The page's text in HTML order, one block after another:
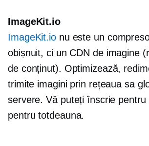
ImageKit.io
ImageKit.ionu este un
obișnuit, ci un CDN de imagine
de conținut). Optimizează,
trimite imagini prin rețeaua sa
servere. Vă puteți înscrie pentru
pentru totdeauna.